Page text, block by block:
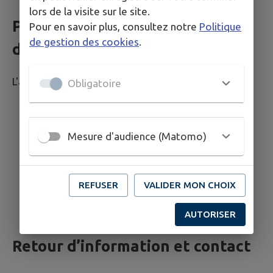
Pages du site ayant fait l’objet
de la vérification de conformité
L'audit a porté sur un échantillon de 8 pages.
P 03 :
Plan du site;
P 04 :Signaler;
P 05 :Commerces;
Actualités;
Rechercher;
Retour d’information et contact
lors de la visite sur le site.
Pour en savoir plus, consultez notre Politique
de gestion des cookies
Obligatoire
Mesure d'audience (Matomo)
REFUSER VALIDER MON CHOIX
AUTORISER